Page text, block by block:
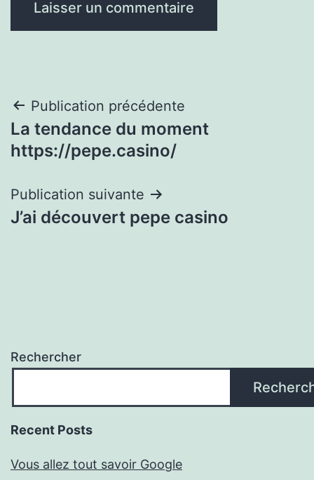
Navigation
de
Publication précédente
La tendance du moment
https://pepe.casino/
Publication suivante
J’ai découvert pepe casino
Rechercher
Recent Posts
Vous allez tout savoir Google